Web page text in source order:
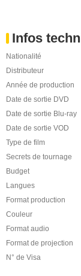
Infos
Nationalité
Distributeur
Année de production
Date de sortie DVD
Date de sortie Blu-ray
Date de sortie VOD
Type de film
Secrets de tournage
Budget
Langues
Format production
Couleur
Format audio
Format de projection
N° de Visa